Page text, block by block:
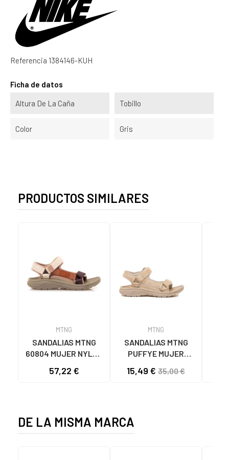
Referencia 1384146-KUH
Ficha de datos
Altura De La Caña Tobillo
Color Gris
PRODUCTOS SIMILARES
MTNG
SANDALIAS MTNG
60804 MUJER NYLON
TAUPE C59615 - -
57,22 €
MTNG
SANDALIAS MTNG
PUFFYE MUJER
C60056 C60056 -
15,49 € 35,00 €
DE LA MISMA MARCA